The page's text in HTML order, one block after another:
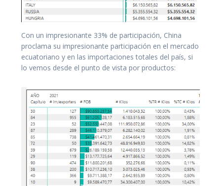
Con un impresionante 33% de participación, China
proclama su impresionante participación en el mercado
ecuatoriano y en las importaciones totales del país, si
lo vemos desde el punto de vista por productos: